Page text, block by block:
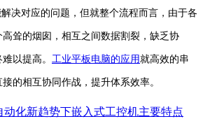
决对应的问题，但就整个流程而言，由于各
耸的烟囱，相互之间数据割裂，缺乏协
以提高。 工业平板电脑的应用就高效的串
的相互协同作战，提升体系效率。
动化新趋势下嵌入式工控机主要特点